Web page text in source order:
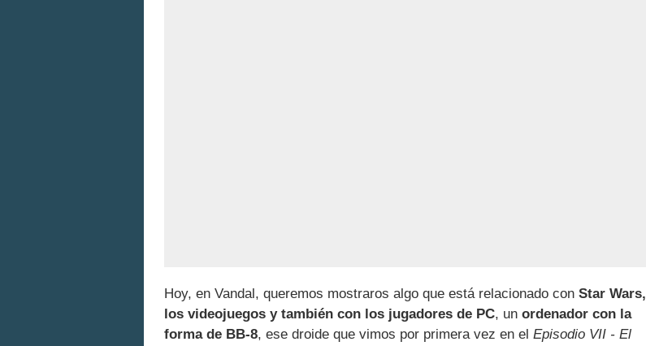
Hoy, en Vandal, queremos mostraros algo que está relacionado con Star Wars,
los videojuegos y también con los jugadores de PC, un ordenador con la
forma de BB-8, ese droide que vimos por primera vez en el Episodio VII - El